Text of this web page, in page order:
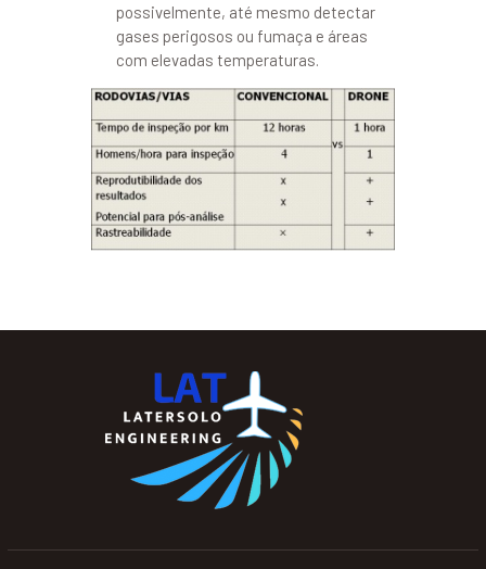
possivelmente, até mesmo detectar
gases perigosos ou fumaça e áreas
com elevadas temperaturas.